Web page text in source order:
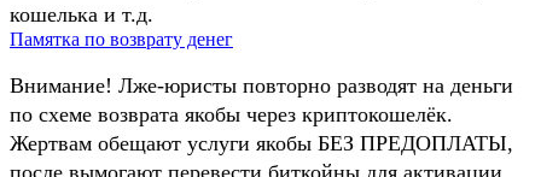
кошелька и т.д.
Памятка по возврату денег
Внимание! Лже-юристы повторно разводят на деньги
по схеме возврата якобы через криптокошелёк.
Жертвам обещают услуги якобы БЕЗ ПРЕДОПЛАТЫ,